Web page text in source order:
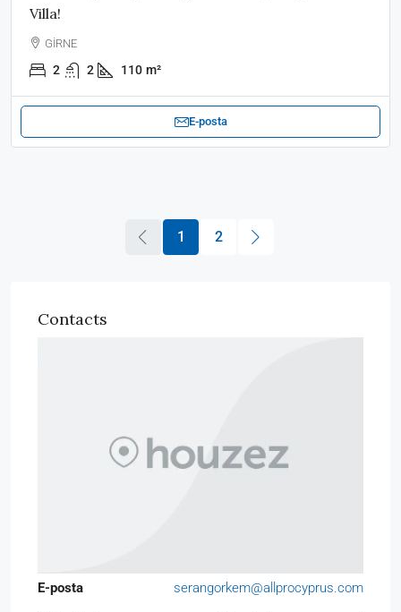
Villa!
GİRNE
2 2 110 m²
E-posta
1 2
Contacts
E-posta serangorkem@allprocyprus.com